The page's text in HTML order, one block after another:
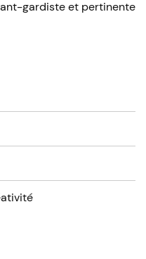
gardiste et pertinente